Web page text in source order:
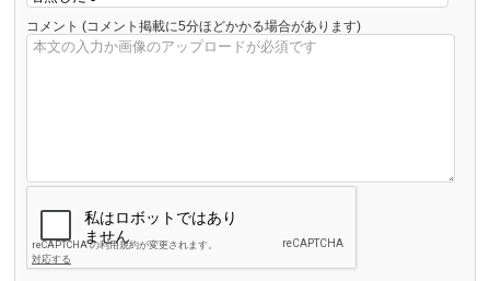
コメント (コメント掲載に5分ほどかかる場合があります)